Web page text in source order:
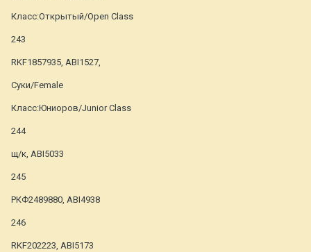
Класс:Открытый/Open Class
243
RKF1857935, ABI1527,
Суки/Female
Класс:Юниоров/Junior Class
244
щ/к, ABI5033
245
РКФ2489880, ABI4938
246
RKF202223, ABI5173